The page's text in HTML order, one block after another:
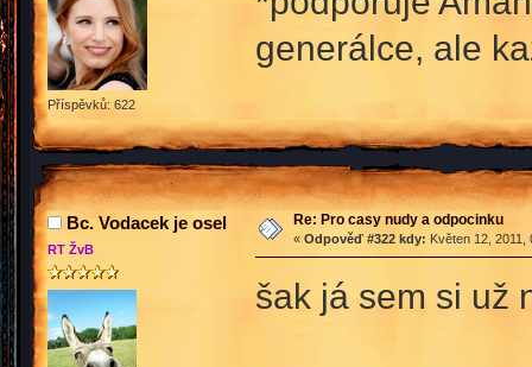
Příspěvků: 622
generálce, ale
Bc. Vodacek je osel
RT ŽvB
Re: Pro casy nudy a odpocinku
« Odpověď #322 kdy: Květen 12, 2011,
šak já sem si už